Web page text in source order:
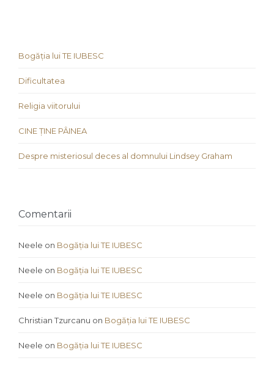
Bogăția lui TE IUBESC
Dificultatea
Religia viitorului
CINE ȚINE PÂINEA
Despre misteriosul deces al domnului Lindsey Graham
Comentarii
Neele on Bogăția lui TE IUBESC
Neele on Bogăția lui TE IUBESC
Neele on Bogăția lui TE IUBESC
Christian Tzurcanu on Bogăția lui TE IUBESC
Neele on Bogăția lui TE IUBESC